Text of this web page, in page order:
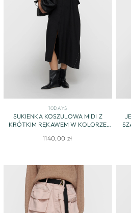
10DAYS
SUKIENKA KOSZULOWA MIDI Z
KRÓTKIM RĘKAWEM W KOLORZE
1140,00 zł